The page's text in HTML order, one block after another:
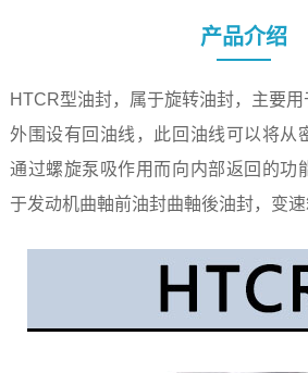
产品介绍
HTCR型油封，属于旋转油封，主要
外围设有回油线，此回油线可以将从
通过螺旋泵吸作用而向内部返回的功
于发动机曲軸前油封曲軸後油封，变速